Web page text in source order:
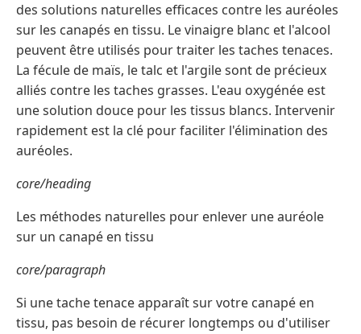
des solutions naturelles efficaces contre les auréoles
sur les canapés en tissu. Le vinaigre blanc et l'alcool
peuvent être utilisés pour traiter les taches tenaces.
La fécule de maïs, le talc et l'argile sont de précieux
alliés contre les taches grasses. L'eau oxygénée est
une solution douce pour les tissus blancs. Intervenir
rapidement est la clé pour faciliter l'élimination des
auréoles.
core/heading
Les méthodes naturelles pour enlever une auréole
sur un canapé en tissu
core/paragraph
Si une tache tenace apparaît sur votre canapé en
tissu, pas besoin de récurer longtemps ou d'utiliser